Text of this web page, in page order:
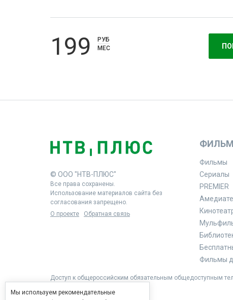
199
РУБ
МЕС
© ООО "НТВ-ПЛЮС"
Все права сохранены.
Использование материалов сайта без
согласования запрещено.
О проекте
Обратная связь
Фильмы
Сериалы
PREMIER
Фильмы
Доступ к общероссийским обязательным общедоступным
Мы используем рекомендательные